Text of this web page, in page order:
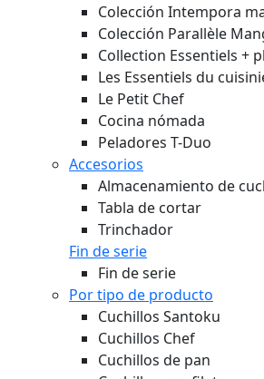
Colección Intempora
Colección Parallèle
Collection Essentiels +
Les Essentiels du
Le Petit Chef
Cocina nómada
Peladores T-Duo
Accesorios
Almacenamiento de
Tabla de cortar
Trinchador
Fin de serie
Fin de serie
Por tipo de producto
Cuchillos Santoku
Cuchillos Chef
Cuchillos de pan